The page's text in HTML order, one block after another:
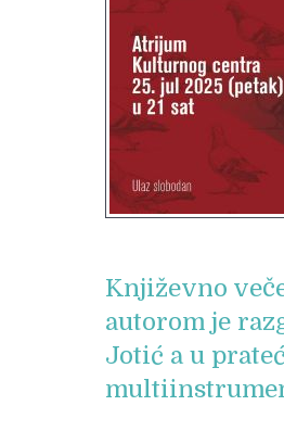
Književno
autorom je
Jotić a u